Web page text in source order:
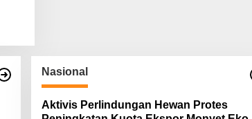
Nasional
Aktivis Perlindungan Hewan Protes